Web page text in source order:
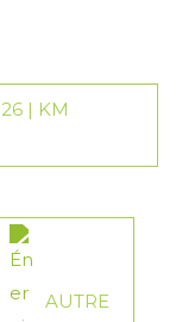
| KM
AUTRE